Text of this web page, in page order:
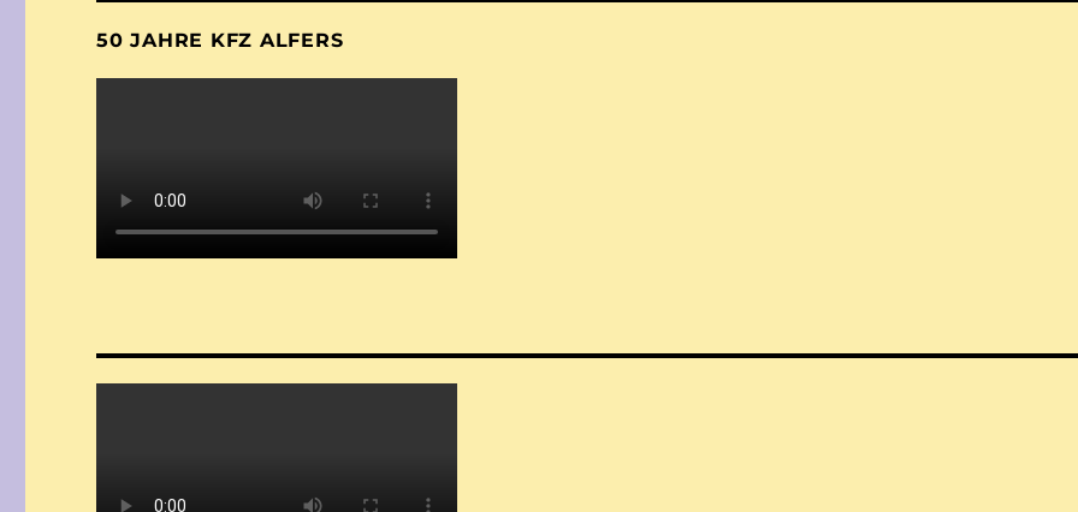
50 JAHRE KFZ ALFERS